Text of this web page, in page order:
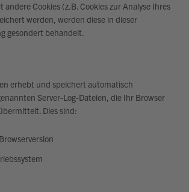
andere Cookies (z.B. Cookies zur Analyse Ihres
werden, werden diese in dieser
gesondert behandelt.
erhebt und speichert automatisch
Server-Log-Dateien, die Ihr Browser
Dies sind: